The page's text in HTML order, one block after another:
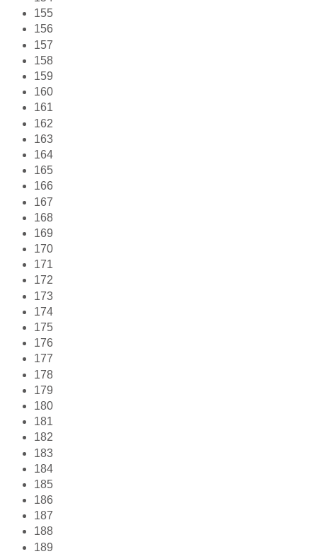
155
156
157
158
159
160
161
162
163
164
165
166
167
168
169
170
171
172
173
174
175
176
177
178
179
180
181
182
183
184
185
186
187
188
189